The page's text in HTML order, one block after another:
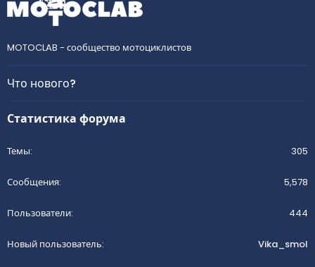
MOTOCLAB - сообщество мотоциклистов
Что нового?
Статистика форума
Темы 305
Сообщения 5,578
Пользователи 444
Новый пользователь Vika_smol